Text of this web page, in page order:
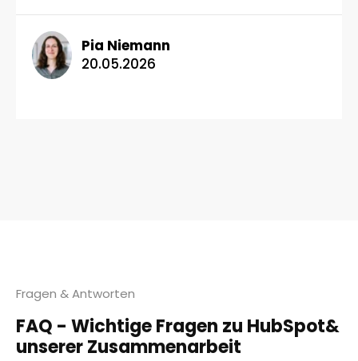
Pia Niemann
20.05.2026
Fragen & Antworten
FAQ - Wichtige Fragen zu HubSpot&
unserer Zusammenarbeit